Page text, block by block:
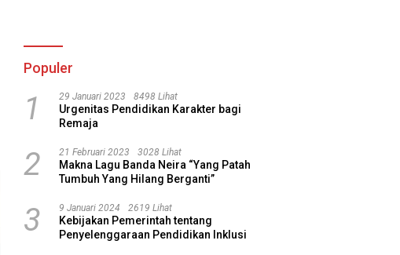
Populer
1 29 Januari 2023 8498 Lihat
Urgenitas Pendidikan Karakter bagi
Remaja
2 21 Februari 2023 3028 Lihat
Makna Lagu Banda Neira “Yang Patah
Tumbuh Yang Hilang Berganti”
3 9 Januari 2024 2619 Lihat
Kebijakan Pemerintah tentang
Penyelenggaraan Pendidikan Inklusi